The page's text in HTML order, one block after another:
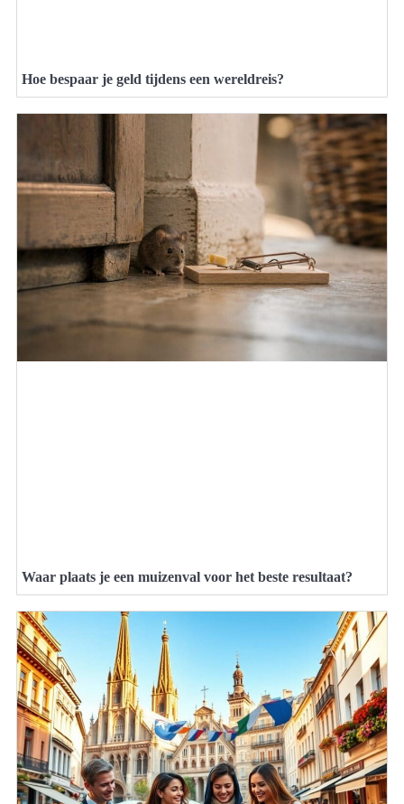
Hoe bespaar je geld tijdens een wereldreis?
Waar plaats je een muizenval voor het beste resultaat?